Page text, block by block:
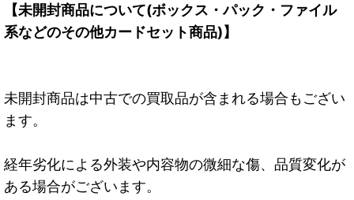
【未開封商品について(ボックス・パック・ファイル
系などのその他カードセット商品)】
未開封商品は中古での買取品が含まれる場合もござい
ます。
経年劣化による外装や内容物の微細な傷、品質変化が
ある場合がございます。